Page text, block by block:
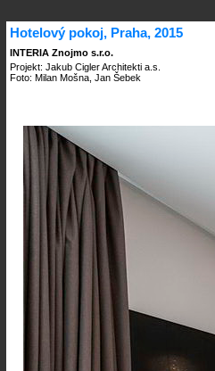
Hotelový pokoj, Praha, 2015
INTERIA Znojmo s.r.o.
Projekt: Jakub Cigler Architekti a.s.
Foto: Milan Mošna, Jan Šebek